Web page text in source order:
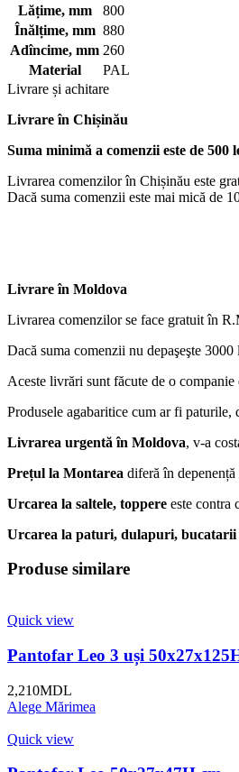
Lățime, mm
800
Înălțime, mm 880
Adîncime, mm 260
Material
PAL
Livrare și achitare
Livrareîn Chișinău
Suma minimă a comenzii este de 500
Livrarea comenzilor în Chișinău este
Dacă suma comenzii este mai mică de
Livrare în Moldova
Livrarea comenzilor se face gratuit în
Dacă suma comenzii nu depaşeşte
Aceste livrări sunt făcute de o
Produsele agabaritice cum ar fi
Livrarea urgentă în Moldova, v-a
Prețul la Montarea diferă în depenență
Urcarea la saltele, toppere este contra
Urcarea la paturi, dulapuri, bucatarii
Produse similare
Quick view
Pantofar Leo 3 uși
2,210MDL
Alege Mărimea
Quick view